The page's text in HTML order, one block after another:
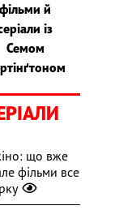
фільми й
із
Семом
що вже
фільми все